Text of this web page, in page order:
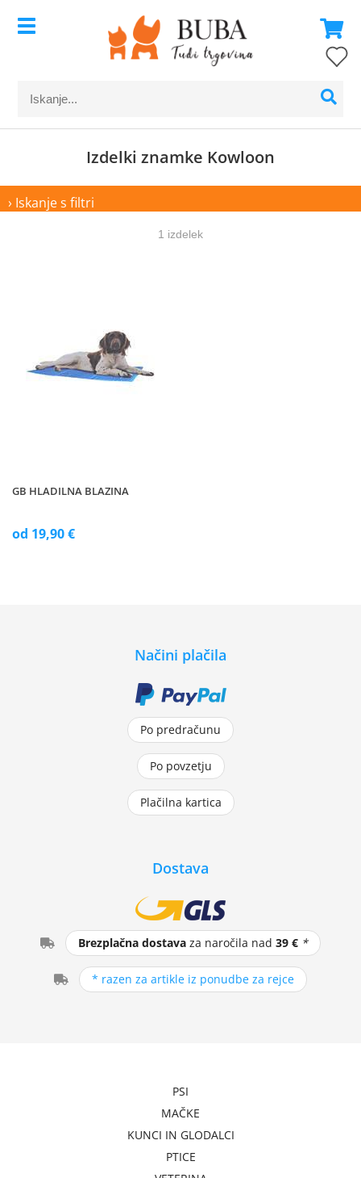
Izdelki znamke Kowloon
› Iskanje s filtri
1 izdelek
GB HLADILNA BLAZINA
od 19,90 €
Načini plačila
Po predračunu
Po povzetju
Plačilna kartica
Dostava
Brezplačna dostava za naročila nad39 € *
* razen za artikle iz ponudbe za rejce
PSI
MAČKE
KUNCI IN GLODALCI
PTICE